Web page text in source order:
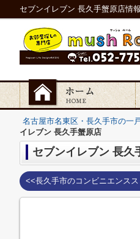
セブンイレブン 長久手蟹原店情
名古屋市名東区・長久手市の一
イレブン 長久手蟹原店
セブンイレブン 長久
<<長久手市のコンビニエンス